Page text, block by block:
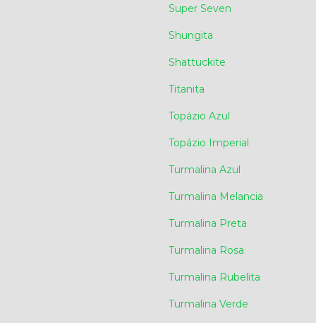
Super Seven
Shungita
Shattuckite
Titanita
Topázio Azul
Topázio Imperial
Turmalina Azul
Turmalina Melancia
Turmalina Preta
Turmalina Rosa
Turmalina Rubelita
Turmalina Verde